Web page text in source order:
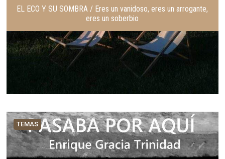
EL ECO Y SU SOMBRA / Eres un vanidoso, eres un arrogante,
eres un soberbio
TEMAS